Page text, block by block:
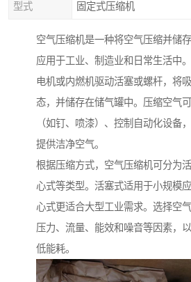
型式 固定式压缩机
空气压缩机是一种将空气压缩并储
应用于工业、制造业和日常生活中
电机或内燃机驱动活塞或螺杆，将
态，并储存在储气罐中。压缩空气
（如钉、喷漆）、控制自动化设备
提供洁净空气。
根据压缩方式，空气压缩机可分为
心式等类型。活塞式适用于小规模
心式更适合大型工业需求。选择空
压力、流量、能效和噪音等因素，
低能耗。